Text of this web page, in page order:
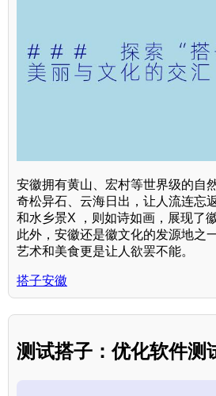
安徽拥有黄山、宏村等世界级的自
奇松异石、云海日出，让人流连忘
和水乡景X ，则如诗如画，展现了
此外，安徽还是徽文化的发源地之
艺术和美食更是让人欲罢不能。
搭子安徽
测试搭子：优化软件测